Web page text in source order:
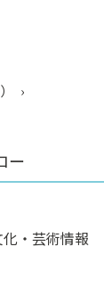
ー
・芸術情報